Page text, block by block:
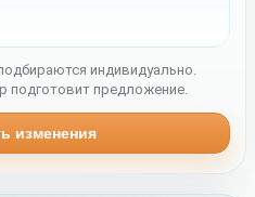
индивидуально.
подготовит предложение.
изменения